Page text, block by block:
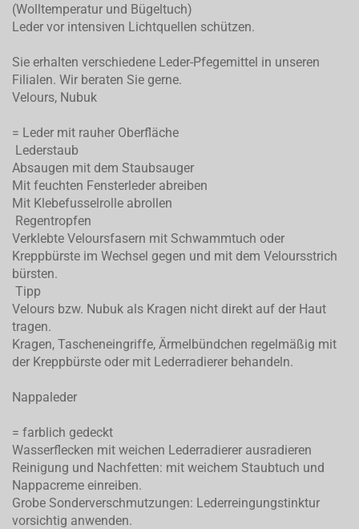
(Wolltemperatur und Bügeltuch)
Leder vor intensiven Lichtquellen schützen.
Sie erhalten verschiedene Leder-Pfegemittel in unseren
Filialen. Wir beraten Sie gerne.
Velours, Nubuk
= Leder mit rauher Oberfläche
Lederstaub
Absaugen mit dem Staubsauger
Mit feuchten Fensterleder abreiben
Mit Klebefusselrolle abrollen
Regentropfen
Verklebte Veloursfasern mit Schwammtuch oder
Kreppbürste im Wechsel gegen und mit dem Veloursstrich
bürsten.
Tipp
Velours bzw. Nubuk als Kragen nicht direkt auf der Haut
tragen.
Kragen, Tascheneingriffe, Ärmelbündchen regelmäßig mit
der Kreppbürste oder mit Lederradierer behandeln.
Nappaleder
= farblich gedeckt
Wasserflecken mit weichen Lederradierer ausradieren
Reinigung und Nachfetten: mit weichem Staubtuch und
Nappacreme einreiben.
Grobe Sonderverschmutzungen: Lederreingungstinktur
vorsichtig anwenden.